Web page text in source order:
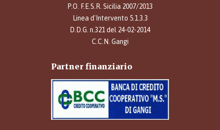
P.O. F.E.S.R. Sicilia 2007/2013
Linea d'Intervento 5.1.3.3
D.D.G. n.321 del 24-02-2014
C.C.N. Gangi
Partner finanziario